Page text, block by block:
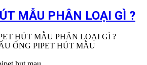
MẪU PHÂN LOẠI GÌ ?
HÚT MẪU PHÂN LOẠI GÌ ?
ỐNG PIPET HÚT MẪU